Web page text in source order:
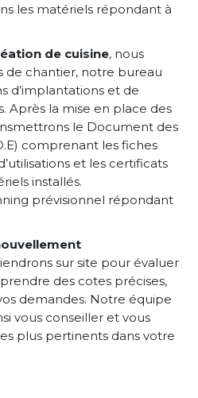
les matériels répondant à
de cuisine, nous
de chantier, notre bureau
d’implantations et de
Après la mise en place des
le Document des
comprenant les fiches
et les certificats
installés.
prévisionnel répondant
sur site pour évaluer
des cotes précises,
demandes. Notre équipe
vous conseiller et vous
plus pertinents dans votre